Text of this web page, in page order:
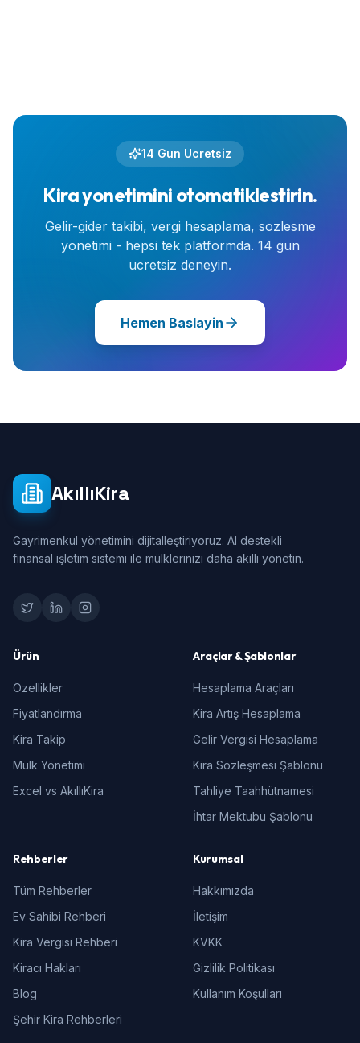
14 Gun Ucretsiz
Kira yonetimini otomatiklestirin.
Gelir-gider takibi, vergi hesaplama, sozlesme
yonetimi - hepsi tek platformda. 14 gun
ucretsiz deneyin.
Hemen Baslayin
AkıllıKira
Gayrimenkul yönetimini dijitalleştiriyoruz. AI destekli
finansal işletim sistemi ile mülklerinizi daha akıllı yönetin.
Ürün
Özellikler
Fiyatlandırma
Kira Takip
Mülk Yönetimi
Excel vs AkıllıKira
Araçlar & Şablonlar
Hesaplama Araçları
Kira Artış Hesaplama
Gelir Vergisi Hesaplama
Kira Sözleşmesi Şablonu
Tahliye Taahhütnamesi
İhtar Mektubu Şablonu
Rehberler
Tüm Rehberler
Ev Sahibi Rehberi
Kira Vergisi Rehberi
Kiracı Hakları
Blog
Şehir Kira Rehberleri
Kurumsal
Hakkımızda
İletişim
KVKK
Gizlilik Politikası
Kullanım Koşulları